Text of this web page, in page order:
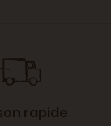
rapide